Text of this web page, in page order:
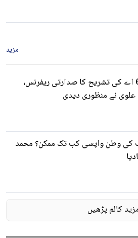
مزید
آرٹیکل 63 اے کی تشریح کا صدارتی ریفرنس،
نے منظوری دیدی
کی وطن واپسی کب تک ممکن؟ محمد
کالم پڑھیں